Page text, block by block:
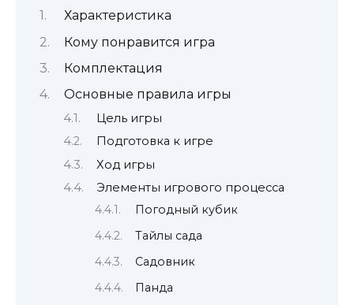
Характеристика
Кому понравится игра
Комплектация
Основные правила игры
Цель игры
Подготовка к игре
Ход игры
Элементы игрового процесса
Погодный кубик
Тайлы сада
Садовник
Панда